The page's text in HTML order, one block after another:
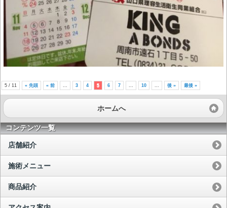
5 / 11 « 先頭 « 前 ... 3 4 5 6 7 ... 10 ... 後 » 最後 »
ホームへ
コンテンツ一覧
店舗紹介
施術メニュー
商品紹介